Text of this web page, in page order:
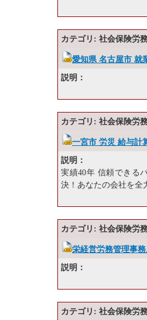
カテゴリ: 社会保険労
愛知県 名古屋市 就
説明：
カテゴリ: 社会保険労
一宮市 労災 給与計
説明：
実績40年 信頼できる
決！あなたの会社を全
カテゴリ: 社会保険労
栄経営労務管理事
説明：
カテゴリ: 社会保険労